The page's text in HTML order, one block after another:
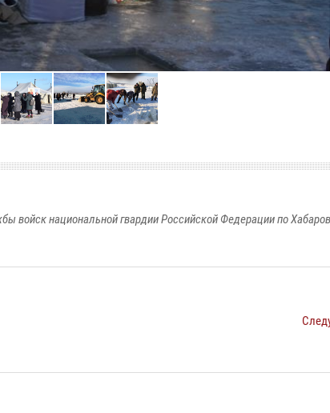
войск национальной гвардии Российской Федерации по